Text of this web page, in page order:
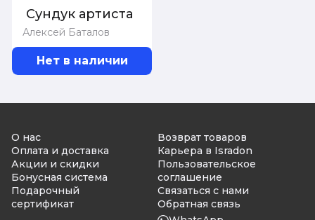
Алексей Баталов
Сундук артиста
Нет в наличии
О нас
Оплата и доставка
Акции и скидки
Бонусная система
Подарочный
сертификат
Возврат товаров
Карьера в Isradon
Пользовательское
соглашение
Связаться с нами
Обратная связь